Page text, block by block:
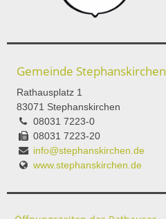
Gemeinde Stephanskirchen
Rathausplatz 1
83071 Stephanskirchen
08031 7223-0
08031 7223-20
info@stephanskirchen.de
www.stephanskirchen.de